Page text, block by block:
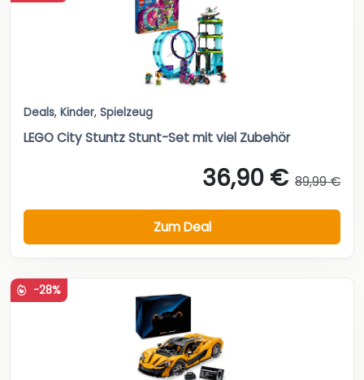
Deals, Kinder, Spielzeug
LEGO City Stuntz Stunt-Set mit viel Zubehör
36,90 € 89,99 €
Zum Deal
-28%